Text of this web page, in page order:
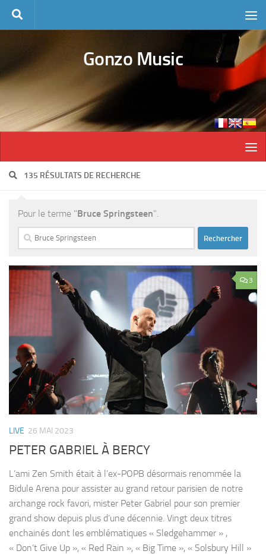
Skip to content
Gonzo Music
135 RÉSULTATS DE RECHERCHE
Pour le terme "Bruce Springsteen".
Rechercher :
3
LIVE 26 MAI 2023
PETER GABRIEL À BERCY
L’ami Zen Smith était à l’ex-POPB désormais renommée la
Bidule Arena pour assister au grand retour parisien de notre
archange rock favori, mister Peter Gabriel pour son premier
grand show depuis plus d’une décennie. Vingt deux titres
enchainés dont les emblématiques « Sledgehammer » ,
« Don’t Give Up », « Red Rain », « Big Time », « Solsbury Hill »